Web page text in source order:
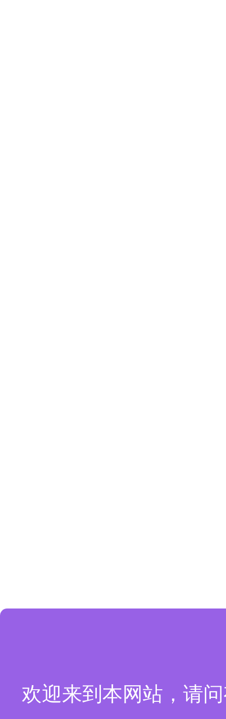
欢迎来到本网站，请